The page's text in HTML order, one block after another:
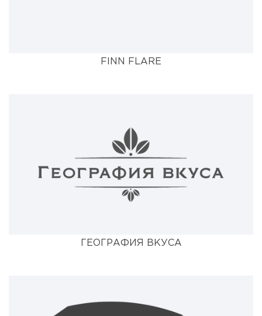
FINN FLARE
ГЕОГРАФИЯ ВКУСА